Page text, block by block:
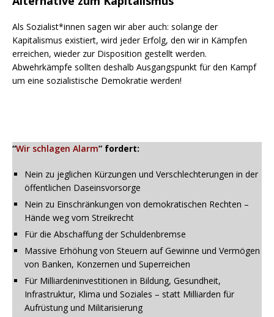
Als Sozialist*innen sagen wir aber auch: solange der
Kapitalismus existiert, wird jeder Erfolg, den wir in Kämpfen
erreichen, wieder zur Disposition gestellt werden.
Abwehrkämpfe sollten deshalb Ausgangspunkt für den Kampf
um eine sozialistische Demokratie werden!
“Wir schlagen Alarm” fordert:
Nein zu jeglichen Kürzungen und Verschlechterungen in der
öffentlichen Daseinsvorsorge
Nein zu Einschränkungen von demokratischen Rechten –
Hände weg vom Streikrecht
Für die Abschaffung der Schuldenbremse
Massive Erhöhung von Steuern auf Gewinne und Vermögen
von Banken, Konzernen und Superreichen
Für Milliardeninvestitionen in Bildung, Gesundheit,
Infrastruktur, Klima und Soziales – statt Milliarden für
Aufrüstung und Militarisierung